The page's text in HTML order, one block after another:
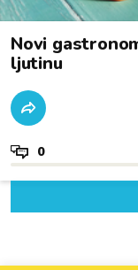
Novi
ljutinu
0